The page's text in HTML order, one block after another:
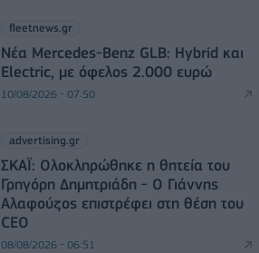
fleetnews.gr
Νέα Mercedes-Benz GLB: Hybrid και
Electric, με όφελος 2.000 ευρώ
10/08/2026 - 07:50
advertising.gr
ΣΚΑΪ: Ολοκληρώθηκε η θητεία του
Γρηγόρη Δημητριάδη - Ο Γιάννης
Αλαφούζος επιστρέφει στη θέση του
CEO
08/08/2026 - 06:51